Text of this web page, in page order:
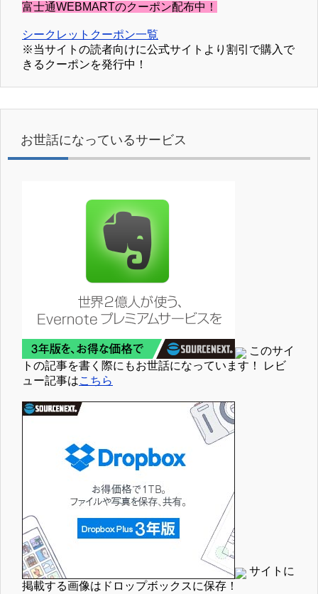
富士通WEBMARTのクーポン配布中！
シークレットクーポン一覧
※当サイトの読者向けに公式サイトより割引で購入で
きるクーポンを発行中！
お世話になっているサービス
このサイ
トの記事を書く際にもお世話になっています！ レビ
ュー記事はこちら
サイトに
掲載する画像はドロップボックスに保存！